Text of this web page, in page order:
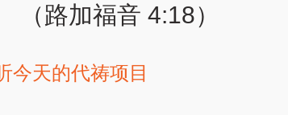
（路加福音 4:18）
今天的代祷项目